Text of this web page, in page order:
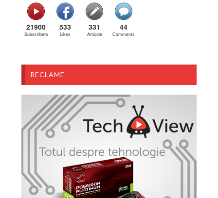
21900
Subscribers
533
Likes
331
Articole
44
Comments
RECLAME